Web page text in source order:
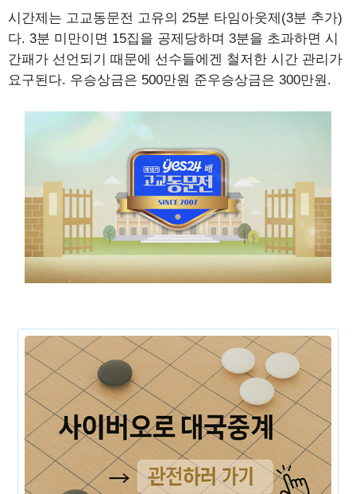
시간제는 고교동문전 고유의 25분 타임아웃제(3분 추가)
다. 3분 미만이면 15집을 공제당하며 3분을 초과하면 시
간패가 선언되기 때문에 선수들에겐 철저한 시간 관리가
요구된다. 우승상금은 500만원 준우승상금은 300만원.